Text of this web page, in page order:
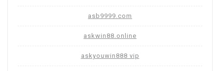
asb9999.com
askwin88.online
askyouwin888 vip